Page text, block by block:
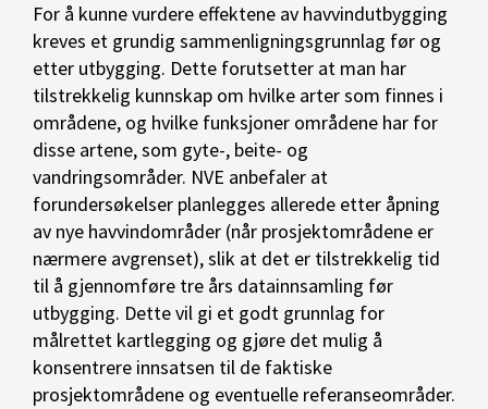
For å kunne vurdere effektene av havvindutbygging
kreves et grundig sammenligningsgrunnlag før og
etter utbygging. Dette forutsetter at man har
tilstrekkelig kunnskap om hvilke arter som finnes i
områdene, og hvilke funksjoner områdene har for
disse artene, som gyte-, beite- og
vandringsområder. NVE anbefaler at
forundersøkelser planlegges allerede etter åpning
av nye havvindområder (når prosjektområdene er
nærmere avgrenset), slik at det er tilstrekkelig tid
til å gjennomføre tre års datainnsamling før
utbygging. Dette vil gi et godt grunnlag for
målrettet kartlegging og gjøre det mulig å
konsentrere innsatsen til de faktiske
prosjektområdene og eventuelle referanseområder.